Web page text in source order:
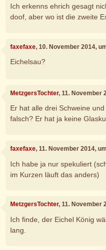
Ich erkenns ehrich gesagt
doof, aber wo ist die zweite
faxefaxe, 10. November 2014,
Eichelsau?
MetzgersTochter, 11. November
Er hat alle drei Schweine
falsch? Er hat ja keine
faxefaxe, 11. November 2014,
Ich habe ja nur spekuliert
im Kurzen läuft das anders)
MetzgersTochter, 11. November
Ich finde, der Eichel König
lang.